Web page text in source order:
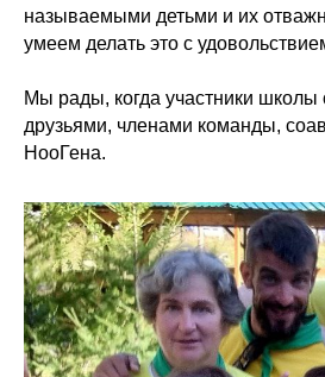
называемыми детьми и их
умеем делать это с
Мы рады, когда участники школы
друзьями, членами команды,
НооГена.